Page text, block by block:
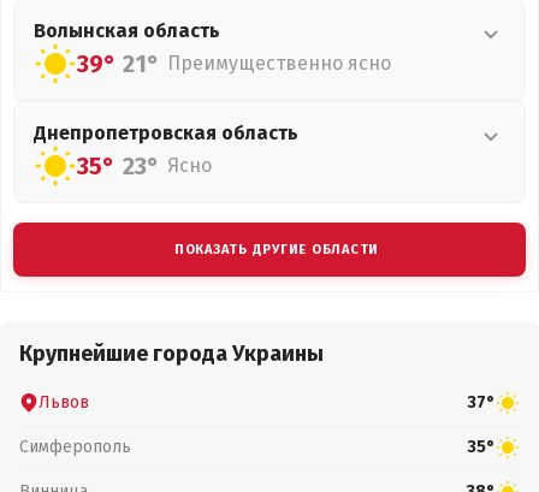
Волынская область
39° 21° Преимущественно ясно
Днепропетровская область
35° 23° Ясно
ПОКАЗАТЬ ДРУГИЕ ОБЛАСТИ
Крупнейшие города Украины
Львов 37°
Симферополь 35°